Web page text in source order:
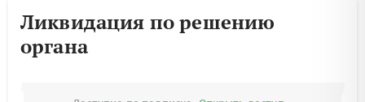
Ликвидация по решению
органа